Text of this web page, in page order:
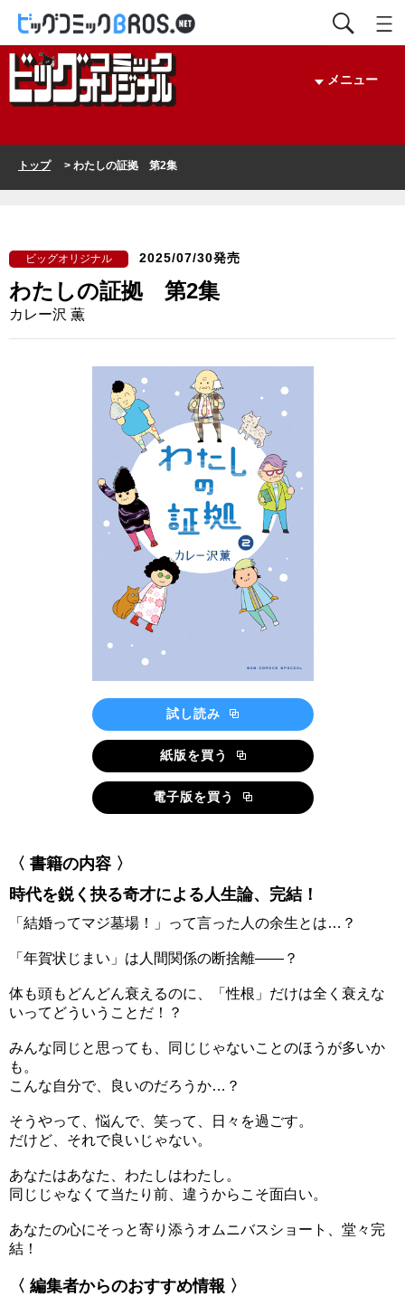
メニュー
トップ> わたしの証拠 第2集
ビッグオリジナル 2025/07/30発売
わたしの証拠 第2集
カレー沢 薫
試し読み
紙版を買う
電子版を買う
〈 書籍の内容 〉
時代を鋭く抉る奇才による人生論、完結！
「結婚ってマジ墓場！」って言った人の余生とは…？
「年賀状じまい」は人間関係の断捨離――？
体も頭もどんどん衰えるのに、「性根」だけは全く衰えな
いってどういうことだ！？
みんな同じと思っても、同じじゃないことのほうが多いか
も。
こんな自分で、良いのだろうか…？
そうやって、悩んで、笑って、日々を過ごす。
だけど、それで良いじゃない。
あなたはあなた、わたしはわたし。
同じじゃなくて当たり前、違うからこそ面白い。
あなたの心にそっと寄り添うオムニバスショート、堂々完
結！
〈 編集者からのおすすめ情報 〉